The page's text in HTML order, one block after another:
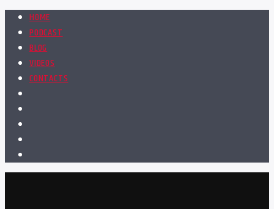
HOME
PODCAST
BLOG
VIDEOS
CONTACTS